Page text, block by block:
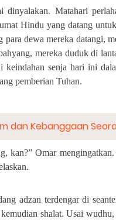
dinyalakan. Matahari
Hindu yang datang
para dewa mereka datangi,
mereka duduk di
keindahan senja hari ini
pemberian Tuhan.
dan Kebanggaan
kan?” Omar
adzan terdengar di
shalat. Usai